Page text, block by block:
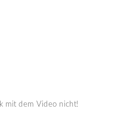
mit dem Video nicht!